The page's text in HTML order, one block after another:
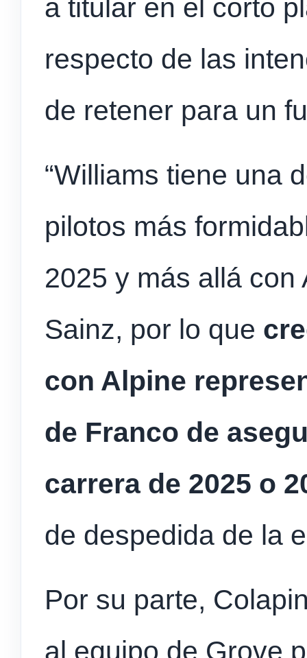
a titular en el corto
respecto de las
de retener para un
“Williams tiene una
pilotos más
2025 y más allá con
Sainz, por lo que
con Alpine
de Franco de
carrera de 2025 o
de despedida de la
Por su parte,
al equipo de Grove